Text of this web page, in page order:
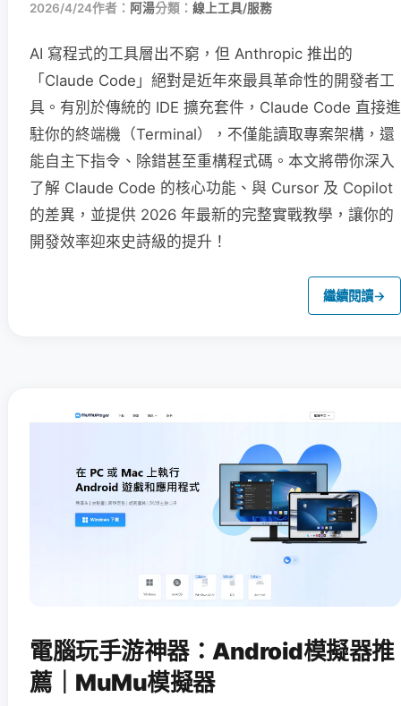
2026/4/24作者： 阿湯分類： 線上工具/服務
AI 寫程式的工具層出不窮，但 Anthropic 推出的
「Claude Code」絕對是近年來最具革命性的開發者工
具。有別於傳統的 IDE 擴充套件，Claude Code 直接進
駐你的終端機（Terminal），不僅能讀取專案架構，還
能自主下指令、除錯甚至重構程式碼。本文將帶你深入
了解 Claude Code 的核心功能、與 Cursor 及 Copilot
的差異，並提供 2026 年最新的完整實戰教學，讓你的
開發效率迎來史詩級的提升！
繼續閱讀→
電腦玩手游神器：Android模擬器推
薦｜MuMu模擬器